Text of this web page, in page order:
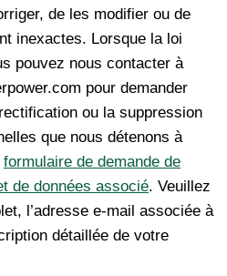
de les modifier ou de
inexactes. Lorsque la loi
pouvez nous contacter à
pour demander
ou la suppression
que nous détenons à
formulaire de demande de
de données associé. Veuillez
l’adresse e-mail associée à
détaillée de votre